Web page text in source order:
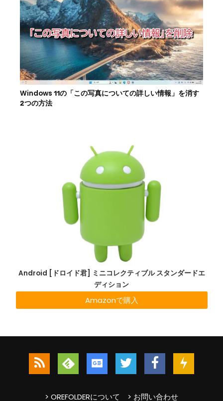
Windows 11の「この写真についての詳しい情報」を消す
2つの方法
Android [ドロイド君] ミニコレクティブル スタンダードエ
ディション
Amazonで購入
> OREFOLDERについて > お問い合わせ